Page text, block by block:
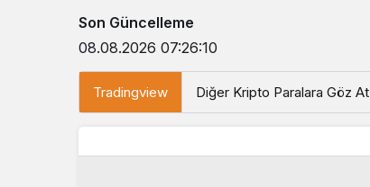
Son Güncelleme
08.08.2026 07:26:10
Tradingview Diğer Kripto Paralara Göz At